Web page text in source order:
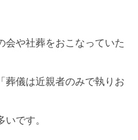
会や社葬をおこなっていた
葬儀は近親者のみで執りお
です。